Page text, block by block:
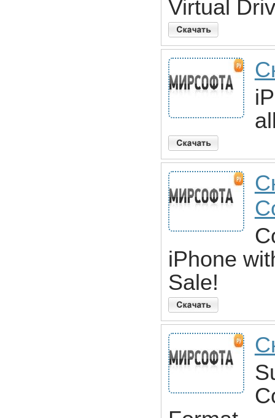
Virtual
iPhone
Sale!